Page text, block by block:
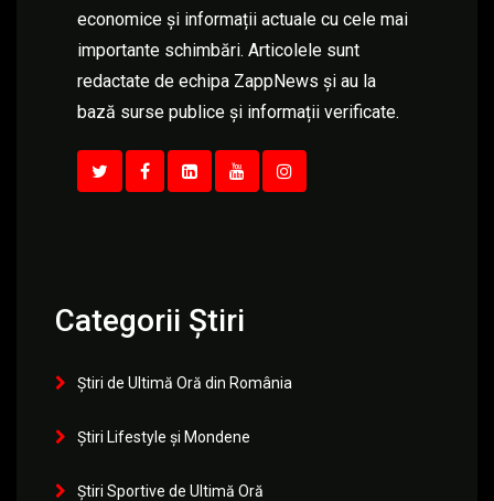
economice și informații actuale cu cele mai
importante schimbări. Articolele sunt
redactate de echipa ZappNews și au la
bază surse publice și informații verificate.
Categorii Știri
Știri de Ultimă Oră din România
Știri Lifestyle și Mondene
Știri Sportive de Ultimă Oră